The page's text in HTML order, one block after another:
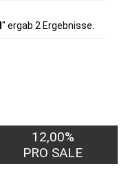
" ergab 2 Ergebnisse.
12,00%
PRO SALE